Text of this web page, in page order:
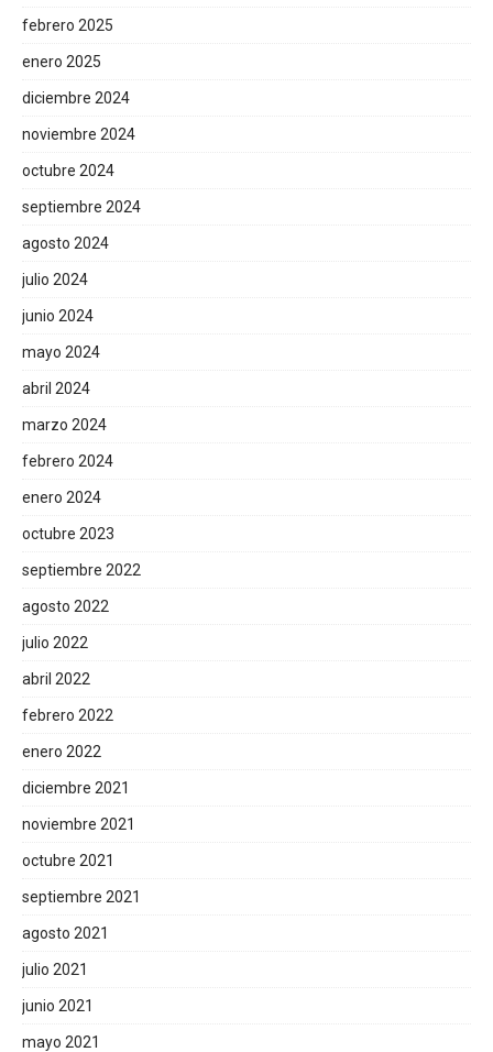
febrero 2025
enero 2025
diciembre 2024
noviembre 2024
octubre 2024
septiembre 2024
agosto 2024
julio 2024
junio 2024
mayo 2024
abril 2024
marzo 2024
febrero 2024
enero 2024
octubre 2023
septiembre 2022
agosto 2022
julio 2022
abril 2022
febrero 2022
enero 2022
diciembre 2021
noviembre 2021
octubre 2021
septiembre 2021
agosto 2021
julio 2021
junio 2021
mayo 2021